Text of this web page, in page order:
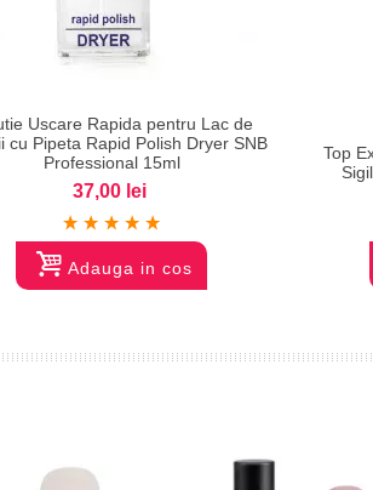
Vizualizare
Uscare Rapida pentru Lac de
cu Pipeta Rapid Polish Dryer SNB
Professional 15ml
37,00 lei
Adauga in cos
Top